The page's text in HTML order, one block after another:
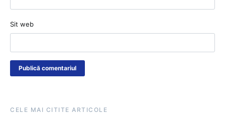
Sit web
CELE MAI CITITE ARTICOLE